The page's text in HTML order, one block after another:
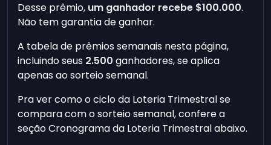
Desse prêmio, um ganhador recebe $100.000.
Não tem garantia de ganhar.
A tabela de prêmios semanais nesta página,
incluindo seus 2.500 ganhadores, se aplica
apenas ao sorteio semanal.
Pra ver como o ciclo da Loteria Trimestral se
compara com o sorteio semanal, confere a
seção Cronograma da Loteria Trimestral abaixo.